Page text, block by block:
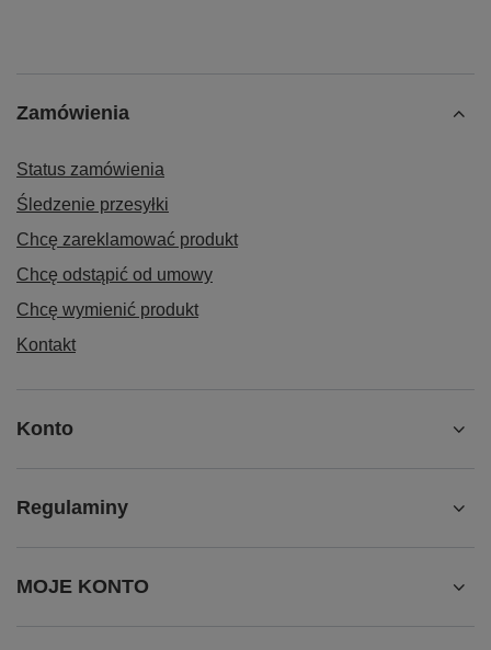
Zamówienia
Status zamówienia
Śledzenie przesyłki
Chcę zareklamować produkt
Chcę odstąpić od umowy
Chcę wymienić produkt
Kontakt
Konto
Regulaminy
MOJE KONTO